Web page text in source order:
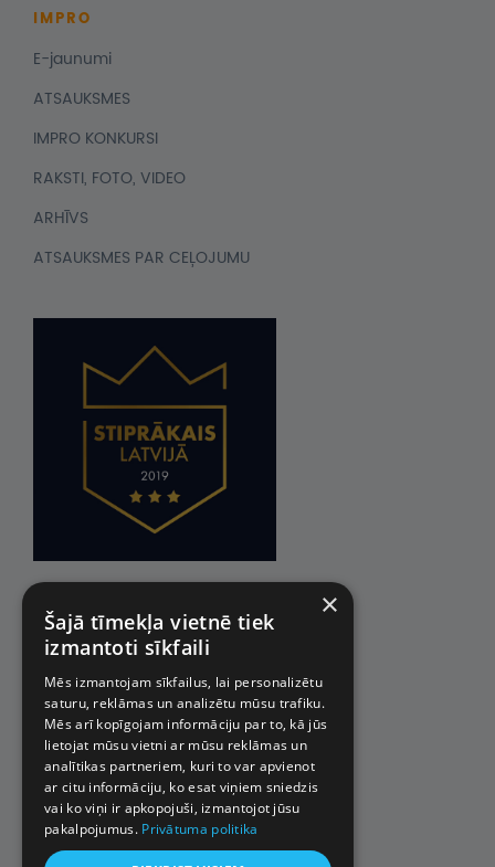
IMPRO
E-jaunumi
ATSAUKSMES
IMPRO KONKURSI
RAKSTI, FOTO, VIDEO
ARHĪVS
ATSAUKSMES PAR CEĻOJUMU
×
Šajā tīmekļa vietnē tiek
izmantoti sīkfaili
Mēs izmantojam sīkfailus, lai personalizētu
saturu, reklāmas un analizētu mūsu trafiku.
Mēs arī kopīgojam informāciju par to, kā jūs
lietojat mūsu vietni ar mūsu reklāmas un
analītikas partneriem, kuri to var apvienot
ar citu informāciju, ko esat viņiem sniedzis
vai ko viņi ir apkopojuši, izmantojot jūsu
pakalpojumus. Privātuma politika